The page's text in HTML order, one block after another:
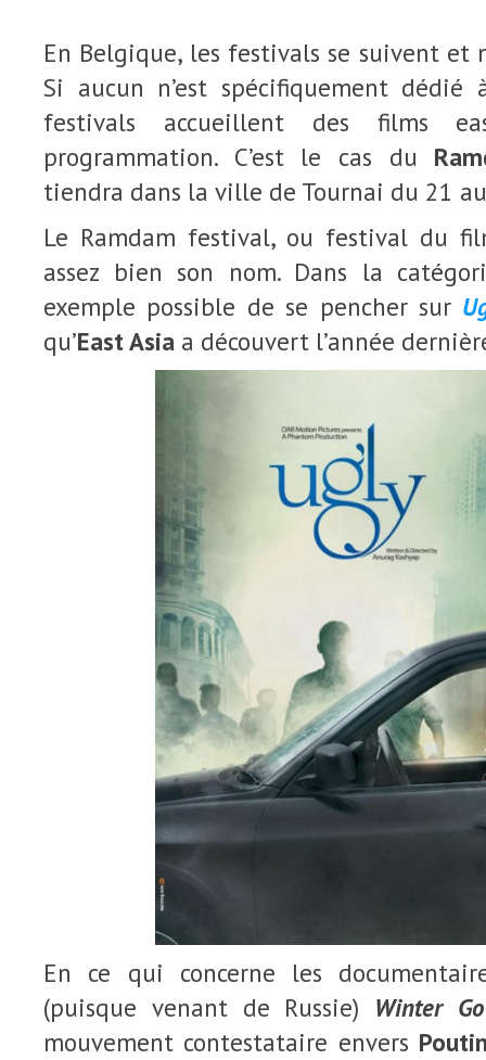
En Belgique, les festivals se suivent et
Si aucun n’est spécifiquement dédié
festivals accueillent des films
programmation. C’est le cas du
tiendra dans la ville de Tournai du 21
Le Ramdam festival, ou festival du
assez bien son nom. Dans la
exemple possible de se pencher sur
qu’East Asia a découvert l’année
En ce qui concerne les
(puisque venant de Russie) Winter
mouvement contestataire envers